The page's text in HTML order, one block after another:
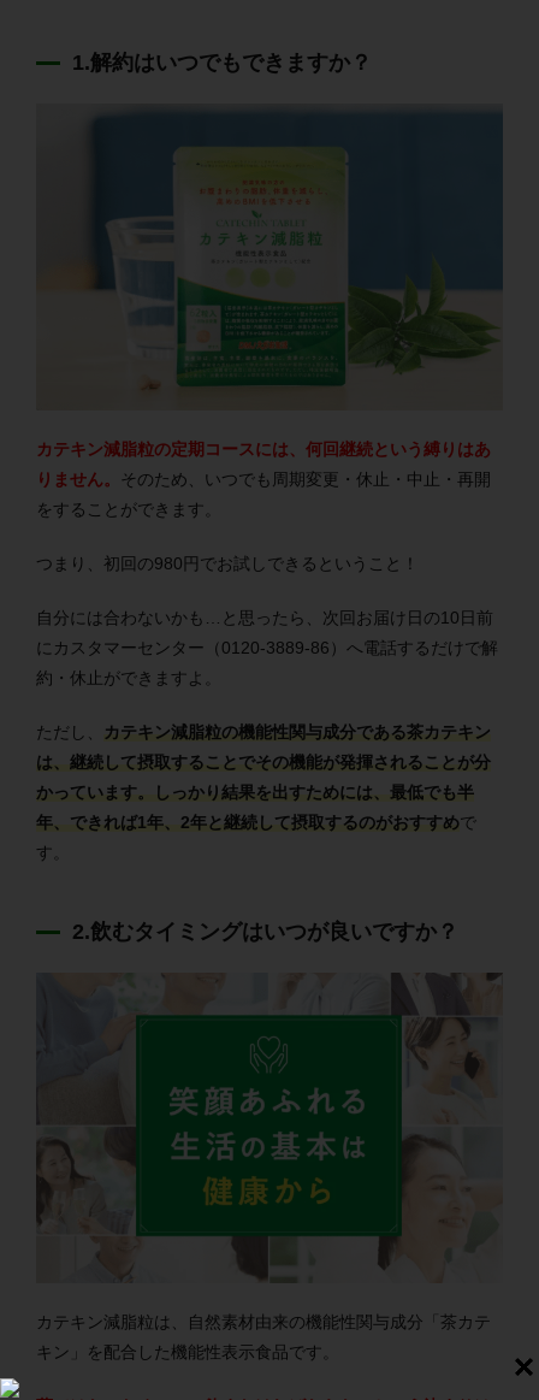
1.解約はいつでもできますか？
カテキン減脂粒の定期コースには、何回継続という縛りはあ
りません。
そのため、いつでも周期変更・休止・中止・再開
をすることができます。
つまり、初回の980円でお試しできるということ！
自分には合わないかも…と思ったら、次回お届け日の10日前
にカスタマーセンター（0120-3889-86）へ電話するだけで解
約・休止ができますよ。
ただし、
カテキン減脂粒の機能性関与成分である茶カテキン
は、継続して摂取することでその機能が発揮されることが分
かっています。しっかり結果を出すためには、最低でも半
年、できれば1年、2年と継続して摂取するのがおすすめで
す。
2.飲むタイミングはいつが良いですか？
カテキン減脂粒は、自然素材由来の機能性関与成分「茶カテ
キン」を配合した機能性表示食品です。